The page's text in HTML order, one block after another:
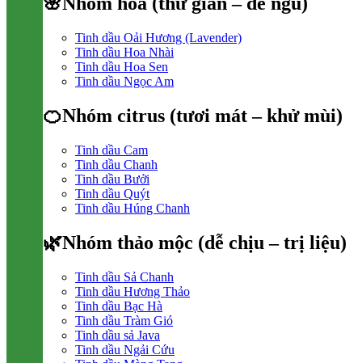
Tinh dầu Oải Hương (Lavender)
Tinh dầu Hoa Nhài
Tinh dầu Hoa Sen
Tinh dầu Ngọc Am
🍊Nhóm citrus (tươi mát – khử mùi)
Tinh dầu Cam
Tinh dầu Chanh
Tinh dầu Bưởi
Tinh dầu Quýt
Tinh dầu Húng Chanh
🌿Nhóm thảo mộc (dễ chịu – trị liệu)
Tinh dầu Sả Chanh
Tinh dầu Hương Thảo
Tinh dầu Bạc Hà
Tinh dầu Tràm Gió
Tinh dầu sả Java
Tinh dầu Ngải Cứu